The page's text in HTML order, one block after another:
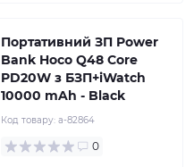
Портативний ЗП Power
Bank Hoco Q48 Core
PD20W з БЗП+iWatch
10000 mAh - Black
Код товару: a-82864
0